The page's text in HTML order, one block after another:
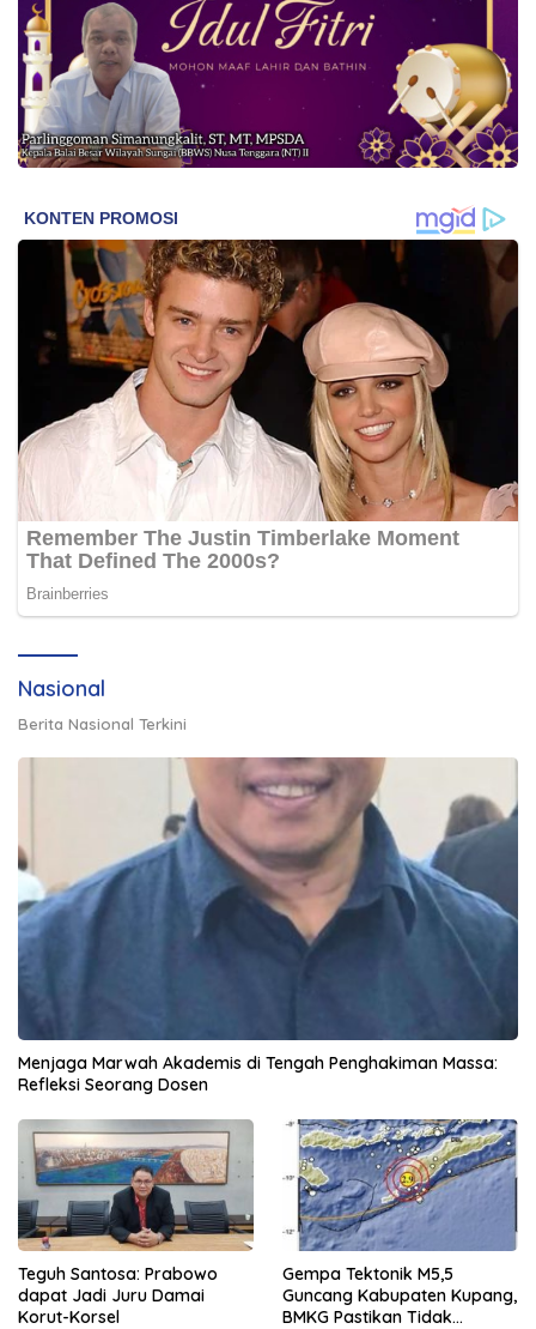
Nasional
Berita Nasional Terkini
Menjaga Marwah Akademis di Tengah Penghakiman Massa:
Refleksi Seorang Dosen
Teguh Santosa: Prabowo
dapat Jadi Juru Damai
Korut-Korsel
Gempa Tektonik M5,5
Guncang Kabupaten Kupang,
BMKG Pastikan Tidak